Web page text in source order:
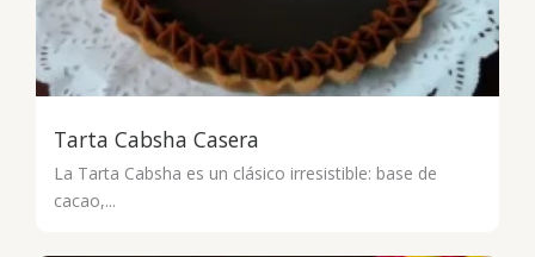
Tarta Cabsha Casera
La Tarta Cabsha es un clásico irresistible: base de
cacao,...